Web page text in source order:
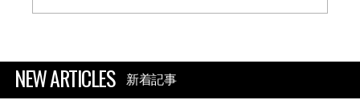
NEW ARTICLES 新着記事